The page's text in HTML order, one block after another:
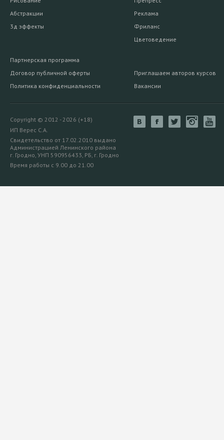
Абстракции
3д эффекты
Реклама
Фриланс
Цветоведение
Партнерская программа
Договор публичной оферты
Политика конфиденциальности
Приглашаем авторов курсов
Вакансии
Copyright © 2012 - 2026 (+18)
ИП Верес С.А.
Свидетельство от 17.02.2010 выдано
Администрацией Ленинского района
г. Гродно, УНП 590956433, РБ, г. Гродно
Время работы с 9.00 до 21.00